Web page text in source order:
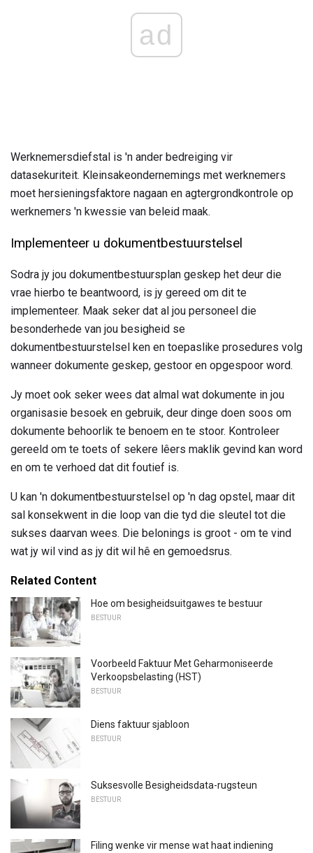
ad
Werknemersdiefstal is 'n ander bedreiging vir
datasekuriteit. Kleinsakeondernemings met werknemers
moet hersieningsfaktore nagaan en agtergrondkontrole op
werknemers 'n kwessie van beleid maak.
Implementeer u dokumentbestuurstelsel
Sodra jy jou dokumentbestuursplan geskep het deur die
vrae hierbo te beantwoord, is jy gereed om dit te
implementeer. Maak seker dat al jou personeel die
besonderhede van jou besigheid se
dokumentbestuurstelsel ken en toepaslike prosedures volg
wanneer dokumente geskep, gestoor en opgespoor word.
Jy moet ook seker wees dat almal wat dokumente in jou
organisasie besoek en gebruik, deur dinge doen soos om
dokumente behoorlik te benoem en te stoor. Kontroleer
gereeld om te toets of sekere lêers maklik gevind kan word
en om te verhoed dat dit foutief is.
U kan 'n dokumentbestuurstelsel op 'n dag opstel, maar dit
sal konsekwent in die loop van die tyd die sleutel tot die
sukses daarvan wees. Die belonings is groot - om te vind
wat jy wil vind as jy dit wil hê en gemoedsrus.
Related Content
Hoe om besigheidsuitgawes te bestuur
BESTUUR
Voorbeeld Faktuur Met Geharmoniseerde
Verkoopsbelasting (HST)
BESTUUR
Diens faktuur sjabloon
BESTUUR
Suksesvolle Besigheidsdata-rugsteun
BESTUUR
Filing wenke vir mense wat haat indiening